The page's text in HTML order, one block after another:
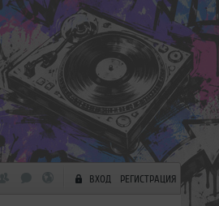
ВХОД РЕГИСТРАЦИЯ